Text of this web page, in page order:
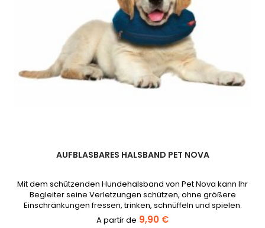
AUFBLASBARES HALSBAND PET NOVA
Mit dem schützenden Hundehalsband von Pet Nova kann Ihr
Begleiter seine Verletzungen schützen, ohne größere
Einschränkungen fressen, trinken, schnüffeln und spielen.
9,90 €